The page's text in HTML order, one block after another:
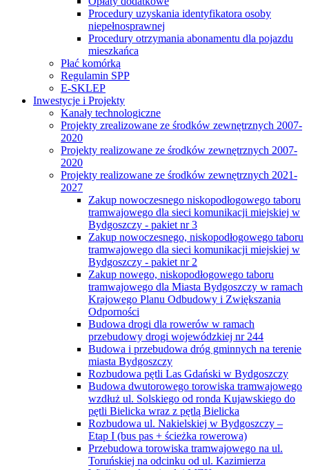
Procedury uzyskania identyfikatora osoby
niepełnosprawnej
Procedury otrzymania abonamentu dla pojazdu
mieszkańca
Płać komórką
Regulamin SPP
E-SKLEP
Inwestycje i Projekty
Kanały technologiczne
Projekty zrealizowane ze środków zewnętrznych 2007-
2020
Projekty realizowane ze środków zewnętrznych 2007-
2020
Projekty realizowane ze środków zewnętrznych 2021-
2027
Zakup nowoczesnego niskopodłogowego taboru
tramwajowego dla sieci komunikacji miejskiej w
Bydgoszczy - pakiet nr 3
Zakup nowoczesnego, niskopodłogowego taboru
tramwajowego dla sieci komunikacji miejskiej w
Bydgoszczy - pakiet nr 2
Zakup nowego, niskopodłogowego taboru
tramwajowego dla Miasta Bydgoszczy w ramach
Krajowego Planu Odbudowy i Zwiększania
Odporności
Budowa drogi dla rowerów w ramach
przebudowy drogi wojewódzkiej nr 244
Budowa i przebudowa dróg gminnych na terenie
miasta Bydgoszczy
Rozbudowa pętli Las Gdański w Bydgoszczy
Budowa dwutorowego torowiska tramwajowego
wzdłuż ul. Solskiego od ronda Kujawskiego do
pętli Bielicka wraz z pętlą Bielicka
Rozbudowa ul. Nakielskiej w Bydgoszczy –
Etap I (bus pas + ścieżka rowerowa)
Przebudowa torowiska tramwajowego na ul.
Toruńskiej na odcinku od ul. Kazimierza